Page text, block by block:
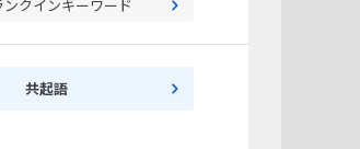
ンクインキーワード
共起語